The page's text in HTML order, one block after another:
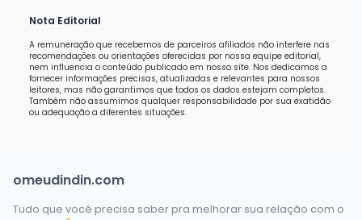
Nota Editorial
A remuneração que recebemos de parceiros afiliados não interfere nas
recomendações ou orientações oferecidas por nossa equipe editorial,
nem influencia o conteúdo publicado em nosso site. Nos dedicamos a
fornecer informações precisas, atualizadas e relevantes para nossos
leitores, mas não garantimos que todos os dados estejam completos.
Também não assumimos qualquer responsabilidade por sua exatidão
ou adequação a diferentes situações.
omeudindin.com
Tudo que você precisa saber pra melhorar sua relação com o